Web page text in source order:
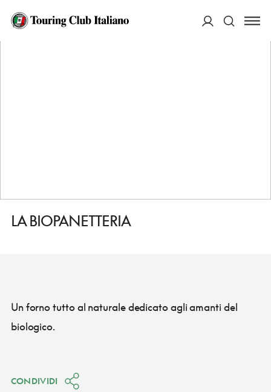
HOME
LA BIOPANETTERIA
Un forno tutto al naturale dedicato agli amanti del
biologico.
CONDIVIDI